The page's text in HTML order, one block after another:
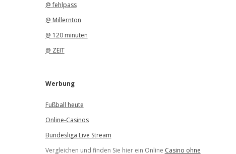
@ fehlpass
@ Millernton
@ 120 minuten
@ ZEIT
Werbung
Fußball heute
Online-Casinos
Bundesliga Live Stream
Vergleichen und finden Sie hier ein Online Casino ohne